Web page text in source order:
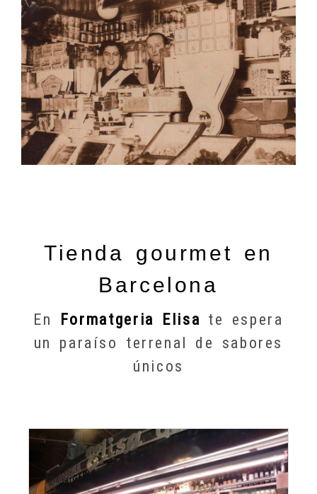
Tienda gourmet en
Barcelona
En Formatgeria Elisa te espera
un paraíso terrenal de sabores
únicos